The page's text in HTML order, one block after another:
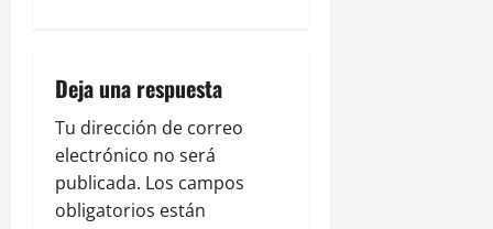
i
ó
n
d
Deja una respuesta
Tu dirección de correo
electrónico no será
publicada. Los campos
obligatorios están